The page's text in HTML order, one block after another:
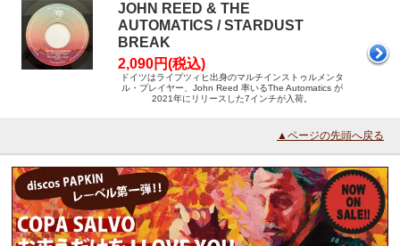
JOHN REED & THE
AUTOMATICS / STARDUST
BREAK
2,090円(税込)
ドイツはライプツィヒ出身のマルチインストゥルメンタ
ル・プレイヤー、John Reed 率いるThe Automatics が
2021年にリリースした7インチが入荷。
▲ページの先頭へ戻る